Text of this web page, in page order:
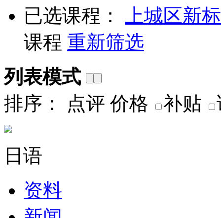
已选课程：
上城区新
课程 重新筛选
列表模式
排序：
点评 价格 补贴
日语
资料